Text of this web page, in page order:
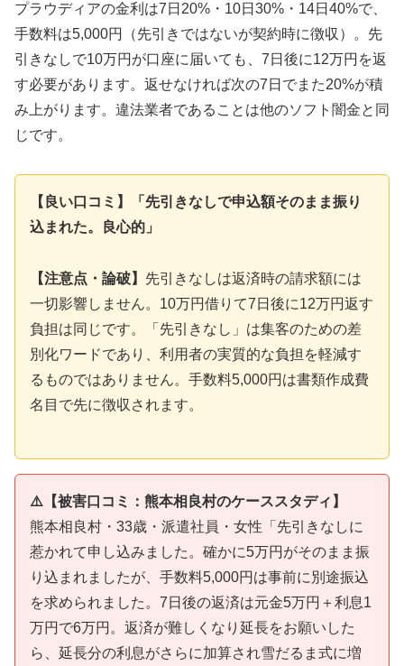
プラウディアの金利は7日20%・10日30%・14日40%で、
手数料は5,000円（先引きではないが契約時に徴収）。先
引きなしで10万円が口座に届いても、7日後に12万円を返
す必要があります。返せなければ次の7日でまた20%が積
み上がります。違法業者であることは他のソフト闇金と同
じです。
【良い口コミ】「先引きなしで申込額そのまま振り
込まれた。良心的」
【注意点・論破】 先引きなしは返済時の請求額には
一切影響しません。10万円借りて7日後に12万円返す
負担は同じです。「先引きなし」は集客のための差
別化ワードであり、利用者の実質的な負担を軽減す
るものではありません。手数料5,000円は書類作成費
名目で先に徴収されます。
⚠️【被害口コミ：熊本相良村のケーススタディ】
熊本相良村・33歳・派遣社員・女性「先引きなしに
惹かれて申し込みました。確かに5万円がそのまま振
り込まれましたが、手数料5,000円は事前に別途振込
を求められました。7日後の返済は元金5万円＋利息1
万円で6万円。返済が難しくなり延長をお願いした
ら、延長分の利息がさらに加算され雪だるま式に増